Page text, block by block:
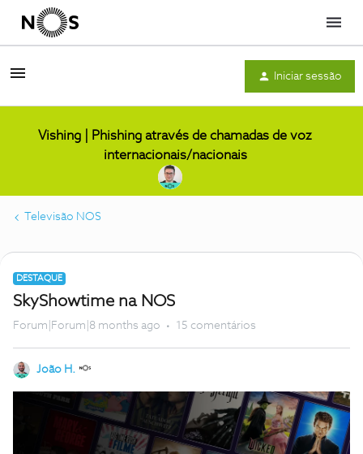
Menu
Iniciar sessão
Vishing | Phishing através de chamadas de voz
internacionais/nacionais
Televisão NOS
DESTAQUE
SkyShowtime na NOS
Forum|Forum|8 months ago 15 comentários
João H.